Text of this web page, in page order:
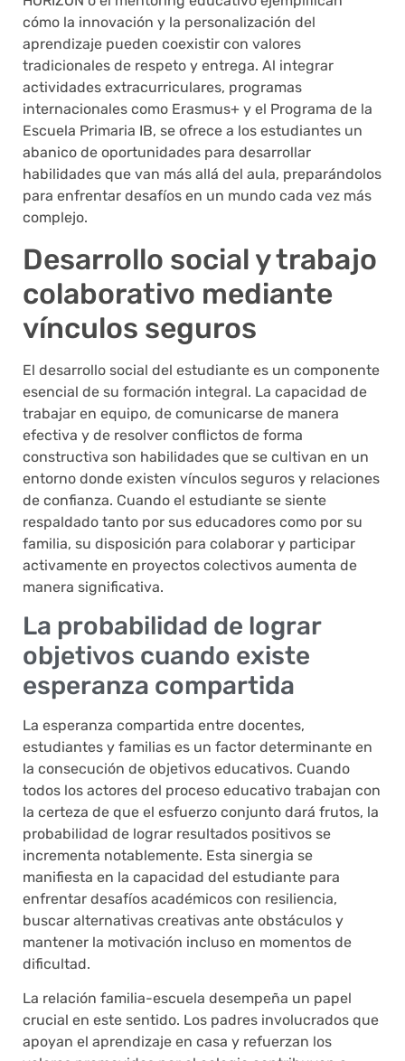
cómo la innovación y la personalización del
aprendizaje pueden coexistir con valores
tradicionales de respeto y entrega. Al integrar
actividades extracurriculares, programas
internacionales como Erasmus+ y el Programa de la
Escuela Primaria IB, se ofrece a los estudiantes un
abanico de oportunidades para desarrollar
habilidades que van más allá del aula, preparándolos
para enfrentar desafíos en un mundo cada vez más
complejo.
Desarrollo social y trabajo
colaborativo mediante
vínculos seguros
El desarrollo social del estudiante es un componente
esencial de su formación integral. La capacidad de
trabajar en equipo, de comunicarse de manera
efectiva y de resolver conflictos de forma
constructiva son habilidades que se cultivan en un
entorno donde existen vínculos seguros y relaciones
de confianza. Cuando el estudiante se siente
respaldado tanto por sus educadores como por su
familia, su disposición para colaborar y participar
activamente en proyectos colectivos aumenta de
manera significativa.
La probabilidad de lograr
objetivos cuando existe
esperanza compartida
La esperanza compartida entre docentes,
estudiantes y familias es un factor determinante en
la consecución de objetivos educativos. Cuando
todos los actores del proceso educativo trabajan con
la certeza de que el esfuerzo conjunto dará frutos, la
probabilidad de lograr resultados positivos se
incrementa notablemente. Esta sinergia se
manifiesta en la capacidad del estudiante para
enfrentar desafíos académicos con resiliencia,
buscar alternativas creativas ante obstáculos y
mantener la motivación incluso en momentos de
dificultad.
La relación familia-escuela desempeña un papel
crucial en este sentido. Los padres involucrados que
apoyan el aprendizaje en casa y refuerzan los